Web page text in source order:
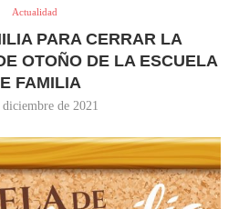
Actualidad
PARA CERRAR LA
OTOÑO DE LA ESCUELA
FAMILIA
diciembre de 2021